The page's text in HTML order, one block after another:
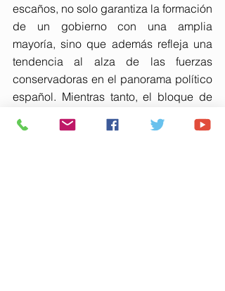
escaños, no solo garantiza la formación
de un gobierno con una amplia
mayoría, sino que además refleja una
tendencia al alza de las fuerzas
conservadoras en el panorama político
español. Mientras tanto, el bloque de
enfrenta a un escenario complicado